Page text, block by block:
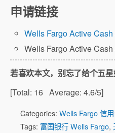
申请链接
Wells Fargo Active
Wells Fargo Active
若喜欢本文，别忘了给个五星
[Total: 16 Average: 4.6/5]
Categories: Wells Fargo 信
Tags: 富国银行 Wells Fargo,